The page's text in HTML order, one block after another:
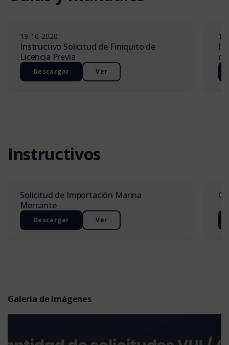
19-10-2020
Instructivo Solicitud de Finiquito de
Licencia Previa
Descargar Ver
Instructivos
Solicitud de Importación Marina
Mercante
Descargar Ver
Galeria de Imágenes